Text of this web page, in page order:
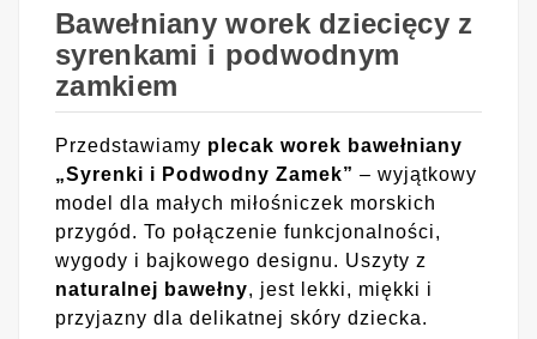
Bawełniany worek dziecięcy z
syrenkami i podwodnym
zamkiem
Przedstawiamy plecak worek bawełniany
„Syrenki i Podwodny Zamek” – wyjątkowy
model dla małych miłośniczek morskich
przygód. To połączenie funkcjonalności,
wygody i bajkowego designu. Uszyty z
naturalnej bawełny, jest lekki, miękki i
przyjazny dla delikatnej skóry dziecka.